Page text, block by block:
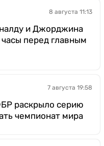
8 августа 11:13
и Джорджина
перед главным
7 августа 19:58
раскрыло серию
чемпионат мира